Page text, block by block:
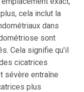
cela inclut la
dans
sont
Cela signifie qu'il
cicatrices
sévère entraîne
plus